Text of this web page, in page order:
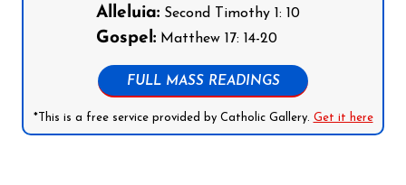
Alleluia:Second Timothy 1: 10
Gospel:Matthew 17: 14-20
FULL MASS READINGS
*This is a free service provided by Catholic Gallery. Get it here